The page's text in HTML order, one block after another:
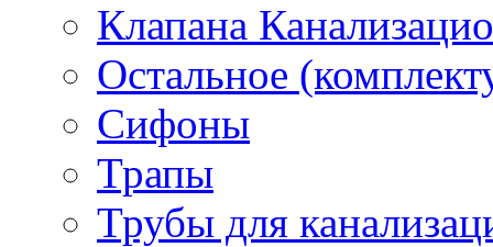
Клапана
Остальное
Сифоны
Трапы
Трубы для